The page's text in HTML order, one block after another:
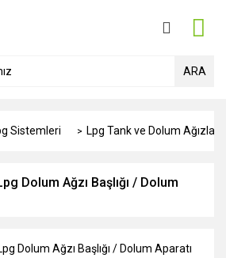
ARA
Sistemleri Lpg Tank ve Dolum Ağızları
Dolum Ağzı Başlığı / Dolum